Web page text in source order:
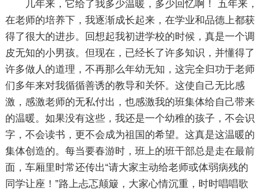
几年来，它给了我多少温暖，多少回忆啊！ 五年来，
在老师的培养下，我逐渐成长起来，在学业和品德上都获
得了很大的进步。回想起我初进学校的时候，真是一个调
皮无知的小男孩。但现在，已经长了许多知识，并懂得了
许多做人的道理，不再那么年幼无知，这完全归功于老师
们多年来对我循循善诱的教导和关怀。这使自己无比感
激，感激老师的无私付出，也感激我的班集体给自己带来
的温暖。如果没有这些，我还是一个幼稚的孩子，不会识
字，不会读书，更不会成为祖国的希望。这真是这温暖的
集体创造的。每当要春游时，班上的班干部总是走在最前
面，车厢里时常还传出“请大家主动给老师或体弱病残的
同学让座！”路上忐忑颠簸，大家心情沉重，时时唱唱歌